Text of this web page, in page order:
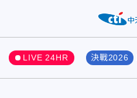
LIVE 24HR 決戰2026